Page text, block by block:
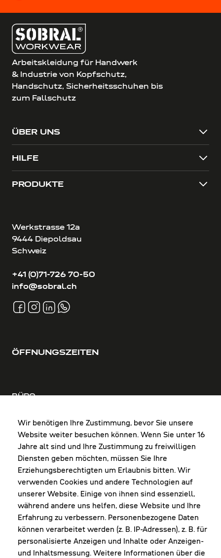
Wir benötigen Ihre Zustimmung, bevor Sie unsere
Website weiter besuchen können. Wenn Sie unter 16
Jahre alt sind und Ihre Zustimmung zu freiwilligen
Diensten geben möchten, müssen Sie Ihre
Erziehungsberechtigten um Erlaubnis bitten. Wir
verwenden Cookies und andere Technologien auf
unserer Website. Einige von ihnen sind essenziell,
während andere uns helfen, diese Website und Ihre
Erfahrung zu verbessern. Personenbezogene Daten
können verarbeitet werden (z. B. IP-Adressen), z. B. für
personalisierte Anzeigen und Inhalte oder Anzeigen-
und Inhaltsmessung. Weitere Informationen über die
Arbeitskleidung für Handwerk
& Industrie von Kopfschutz,
Handschutz, Sicherheitsschuhen bis
zum Fallschutz
ÜBER UNS
HILFE
PRODUKTE
Werkstrasse 12a
9444 Diepoldsau
Schweiz
+41 (0)71-726 70-50
info@sobral.ch
ÖFFNUNGSZEITEN
BÜRO
FR: 8:00-12:00 & 13:00-16:00 Uhr
Shop Diepoldsau
MO-Do: 8:00-12:00 & 13:00-17:30 Uhr
Fr: 8:00-16:00 Uhr
1. Samstag im Monat: 9:00-16:00 Uhr
NEWSLETTER